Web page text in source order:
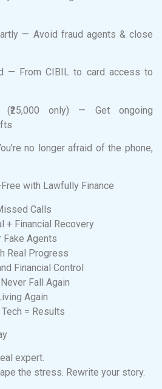
— Avoid fraud agents & close
— From CIBIL to card access to
(₹25,000 only) — Get ongoing
no longer afraid of the phone,
with Lawfully Finance
Calls
+ Financial Recovery
Fake Agents
Real Progress
Financial Control
Fall Again
Again
= Results
expert.
the stress. Rewrite your story.